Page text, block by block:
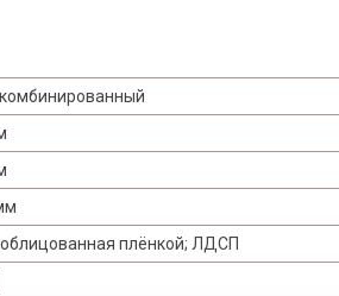
плёнкой; ЛДСП